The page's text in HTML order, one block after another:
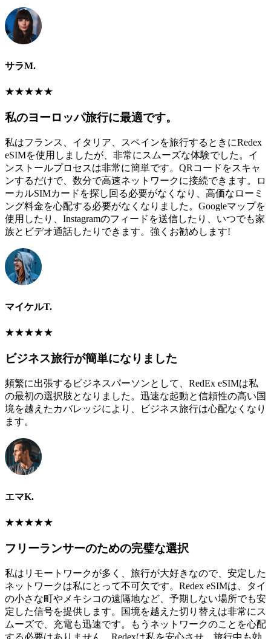
サラM.
★★★★★
私のヨーロッパ旅行に最適です。
私はフランス、イタリア、スペインを旅行するときにRedex
eSIMを使用しましたが、非常にスムーズな体験でした。イ
ンストールプロセスは非常に簡単です。QRコードをスキャ
ンするだけで、数分で高速ネットワークに接続できます。ロ
ーカルSIMカードを探し回る必要がなくなり、高価なローミ
ング料金を心配する必要がなくなりました。Googleマップを
使用したり、Instagramのフィードを送信したり、いつでも家
族とビデオ通話したりできます。強くお勧めします!
マイケルT.
★★★★★
ビジネス旅行が簡単になりました
頻繁に出張するビジネスパーソンとして、RedEx eSIMは私
の最初の選択肢となりました。迅速な起動と信頼性の高い国
境を越えたカバレッジにより、ビジネス旅行は心配なくなり
ます。
エマK.
★★★★★
フリーランサーのための完璧な選択
私はリモートワークが多く、旅行が大好きなので、安定した
ネットワークは私にとって不可欠です。Redex eSIMは、タイ
の小さな町やメキシコの遠隔地など、予期しない場所でも安
定した信号を提供します。国境を越えた切り替えは非常にス
ムーズで、充電も迅速です。もうネットワークのことを心配